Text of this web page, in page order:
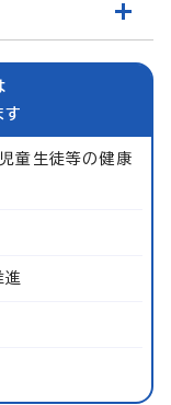
す
童生徒等の健康
進